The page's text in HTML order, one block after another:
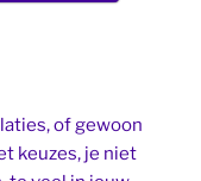
of gewoon
keuzes, je niet